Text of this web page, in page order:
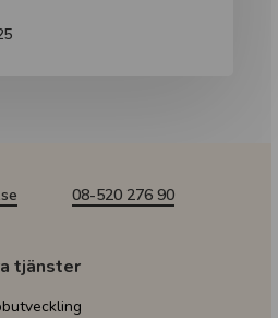
08-520 276 90
tjänster